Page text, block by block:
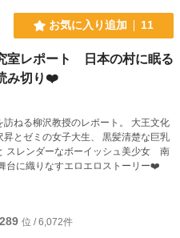
お気に入り追加 11
室レポート 日本の村に眠る
み切り❤️
訪ねる柳沢教授のレポート。 大王文化
昇とゼミの女子大生、 黒髪清楚な巨乳
スレンダーなボーイッシュ美少女 南
台に織りなすエロエロストーリー❤️
289 位 / 6,072件